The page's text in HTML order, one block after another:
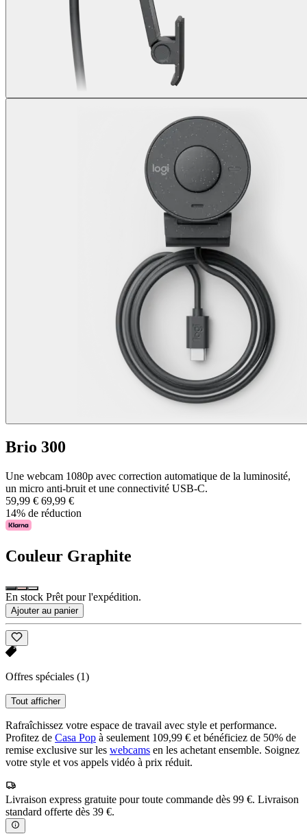
Brio 300
Une webcam 1080p avec correction automatique de la luminosité,
un micro anti-bruit et une connectivité USB-C.
59,99 € 69,99 €
14% de réduction
Couleur Graphite
En stock Prêt pour l'expédition.
Ajouter au panier
Offres spéciales (1)
Tout afficher
Rafraîchissez votre espace de travail avec style et performance.
Profitez de Casa Pop à seulement 109,99 € et bénéficiez de 50% de
remise exclusive sur les webcams en les achetant ensemble. Soignez
votre style et vos appels vidéo à prix réduit.
Livraison express gratuite pour toute commande dès 99 €. Livraison
standard offerte dès 39 €.